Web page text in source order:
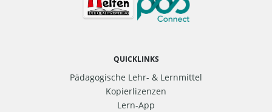
QUICKLINKS
Pädagogische Lehr- & Lernmittel
Kopierlizenzen
Lern-App